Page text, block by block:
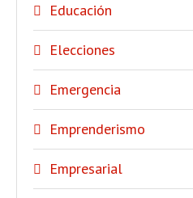
Educación
Elecciones
Emergencia
Emprenderismo
Empresarial